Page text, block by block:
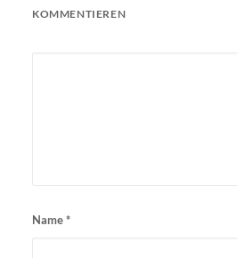
KOMMENTIEREN
Name*